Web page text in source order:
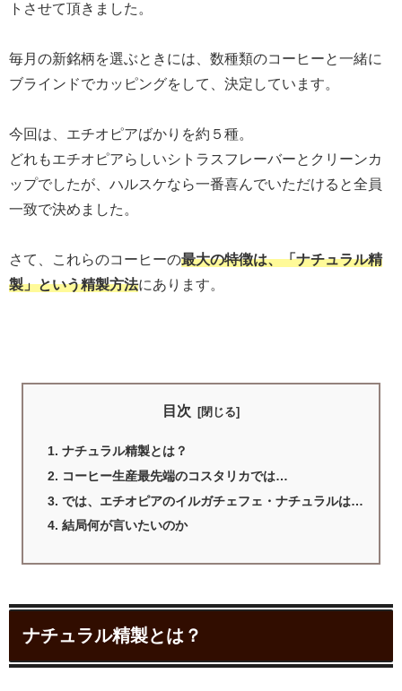
トさせて頂きました。
毎月の新銘柄を選ぶときには、数種類のコーヒーと一緒に
ブラインドでカッピングをして、決定しています。
今回は、エチオピアばかりを約５種。
どれもエチオピアらしいシトラスフレーバーとクリーンカ
ップでしたが、ハルスケなら一番喜んでいただけると全員
一致で決めました。
さて、これらのコーヒーの最大の特徴は、「ナチュラル精
製」という精製方法にあります。
目次
ナチュラル精製とは？
コーヒー生産最先端のコスタリカでは…
では、エチオピアのイルガチェフェ・ナチュラルは…
結局何が言いたいのか
ナチュラル精製とは？